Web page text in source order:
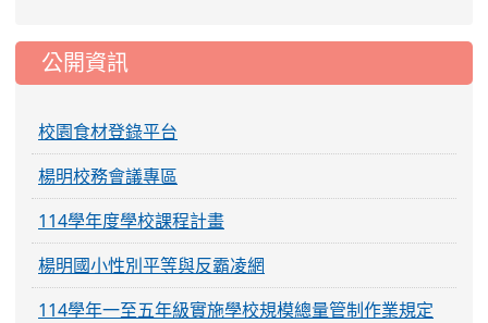
公開資訊
校園食材登錄平台
楊明校務會議專區
114學年度學校課程計畫
楊明國小性別平等與反霸凌網
114學年一至五年級實施學校規模總量管制作業規定